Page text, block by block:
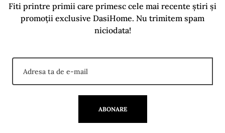
Fiti printre primii care primesc cele mai recente știri și
promoții exclusive DasiHome. Nu trimitem spam
niciodata!
ABONARE